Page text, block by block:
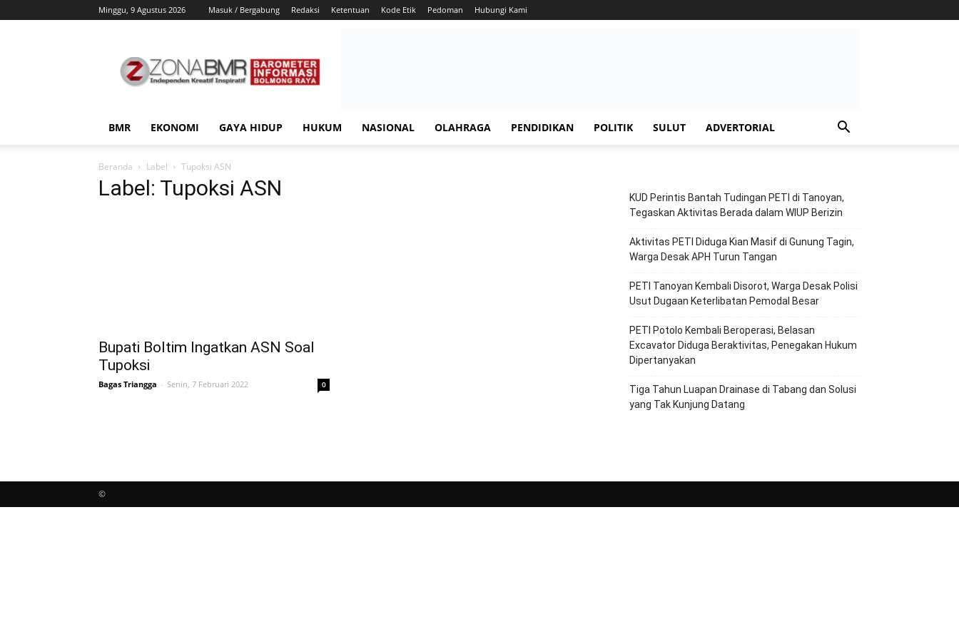
Minggu, 9 Agustus 2026 Masuk / Bergabung Redaksi Ketentuan Kode Etik Pedoman Hubungi Kami
BMR EKONOMI GAYA HIDUP HUKUM NASIONAL OLAHRAGA PENDIDIKAN POLITIK SULUT ADVERTORIAL
Beranda Label Tupoksi ASN
Label: Tupoksi ASN
Bupati Boltim Ingatkan ASN Soal
Tupoksi
Bagas Triangga - Senin, 7 Februari 2022 0
KUD Perintis Bantah Tudingan PETI di Tanoyan,
Tegaskan Aktivitas Berada dalam WIUP Berizin
Aktivitas PETI Diduga Kian Masif di Gunung Tagin,
Warga Desak APH Turun Tangan
PETI Tanoyan Kembali Disorot, Warga Desak Polisi
Usut Dugaan Keterlibatan Pemodal Besar
PETI Potolo Kembali Beroperasi, Belasan
Excavator Diduga Beraktivitas, Penegakan Hukum
Dipertanyakan
Tiga Tahun Luapan Drainase di Tabang dan Solusi
yang Tak Kunjung Datang
©